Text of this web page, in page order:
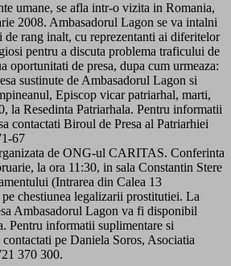
umane, se afla intr-o vizita in Romania,
2008. Ambasadorul Lagon se va intalni
rang inalt, cu reprezentanti ai diferitelor
pentru a discuta problema traficului de
oportunitati de presa, dupa cum urmeaza:
sustinute de Ambasadorul Lagon si
Episcop vicar patriarhal, marti,
la Resedinta Patriarhala. Pentru informatii
contactati Biroul de Presa al Patriarhiei
67
de ONG-ul CARITAS. Conferinta
la ora 11:30, in sala Constantin Stere
(Intrarea din Calea 13
chestiunea legalizarii prostitutiei. La
Ambasadorul Lagon va fi disponibil
Pentru informatii suplimentare si
pe Daniela Soros, Asociatia
370 300.